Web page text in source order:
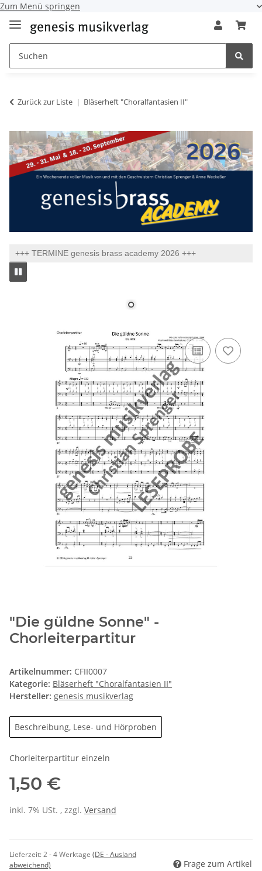
Zum Menü springen
Zurück zur Liste Bläserheft "Choralfantasien II"
+++ TERMINE genesis brass academy 2026 +++
"Die güldne Sonne" -
Chorleiterpartitur
Artikelnummer: CFII0007
Kategorie: Bläserheft "Choralfantasien II"
Hersteller: genesis musikverlag
Beschreibung, Lese- und Hörproben
Chorleiterpartitur einzeln
1,50 €
inkl. 7% USt. , zzgl. Versand
Lieferzeit:2 - 4 Werktage (DE - Ausland
abweichend)
Frage zum Artikel